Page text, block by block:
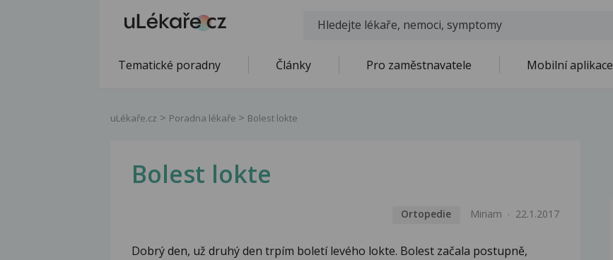
Tematické poradny Články Pro zaměstnavatele Mobilní aplikace
uLékaře.cz Poradna lékaře Bolest lokte
Bolest lokte
Ortopedie Miriam 22.1.2017
Dobrý den, už druhý den trpím boletí levého lokte. Bolest začala postupně,